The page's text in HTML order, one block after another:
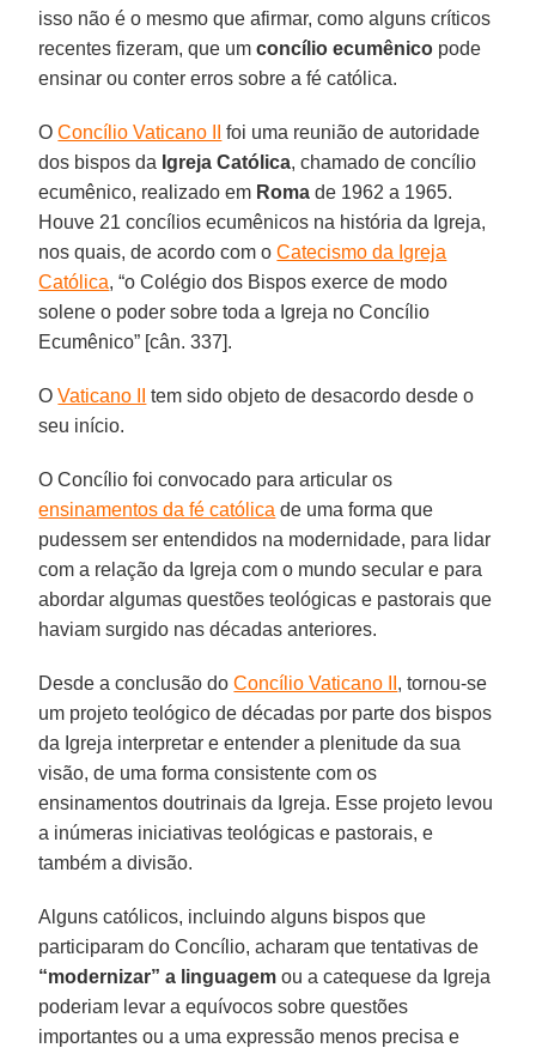
isso não é o mesmo que afirmar, como alguns críticos
recentes fizeram, que umconcílio ecumênico pode
ensinar ou conter erros sobre a fé católica.
OConcílio Vaticano II
foi uma reunião de autoridade
dos bispos da Igreja Católica, chamado de concílio
ecumênico, realizado em Roma de 1962 a 1965.
Houve 21 concílios ecumênicos na história da Igreja,
nos quais, de acordo com oCatecismo da Igreja
Católica, “o Colégio dos Bispos exerce de modo
solene o poder sobre toda a Igreja no Concílio
Ecumênico” [cân. 337].
OVaticano II
tem sido objeto de desacordo desde o
seu início.
O Concílio foi convocado para articular os
ensinamentos da fé católica de uma forma que
pudessem ser entendidos na modernidade, para lidar
com a relação da Igreja com o mundo secular e para
abordar algumas questões teológicas e pastorais que
haviam surgido nas décadas anteriores.
Desde a conclusão doConcílio Vaticano II , tornou-se
um projeto teológico de décadas por parte dos bispos
da Igreja interpretar e entender a plenitude da sua
visão, de uma forma consistente com os
ensinamentos doutrinais da Igreja. Esse projeto levou
a inúmeras iniciativas teológicas e pastorais, e
também a divisão.
Alguns católicos, incluindo alguns bispos que
participaram do Concílio, acharam que tentativas de
“modernizar” a linguagem ou a catequese da Igreja
poderiam levar a equívocos sobre questões
importantes ou a uma expressão menos precisa e